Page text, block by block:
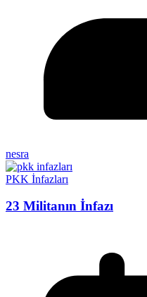
nesra
PKK İnfazları
23 Militanın İnfazı